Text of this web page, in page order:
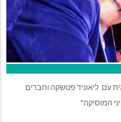
עם ליאוניד פטשקה וחברים
המוסיקה"